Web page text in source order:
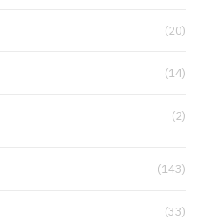
(20)
(14)
(2)
(143)
(33)